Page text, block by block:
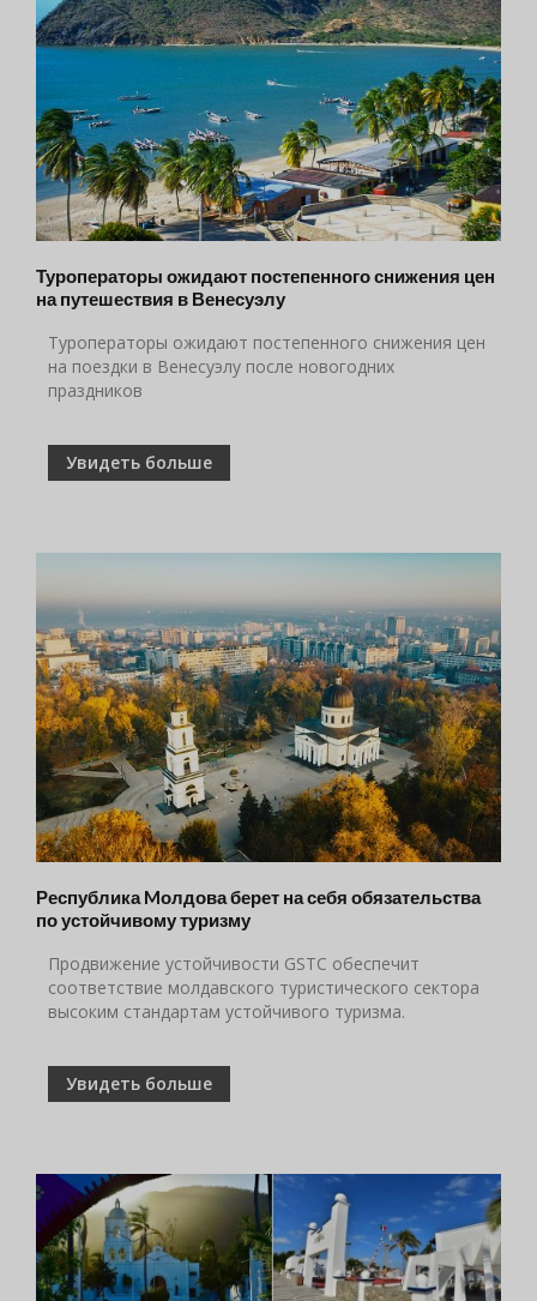
Туроператоры ожидают постепенного снижения цен
на путешествия в Венесуэлу
Туроператоры ожидают постепенного снижения цен
на поездки в Венесуэлу после новогодних
праздников
Увидеть больше
Республика Mолдова берет на себя обязательства
по устойчивому туризму
Продвижение устойчивости GSTC обеспечит
соответствие молдавского туристического сектора
высоким стандартам устойчивого туризма.
Увидеть больше